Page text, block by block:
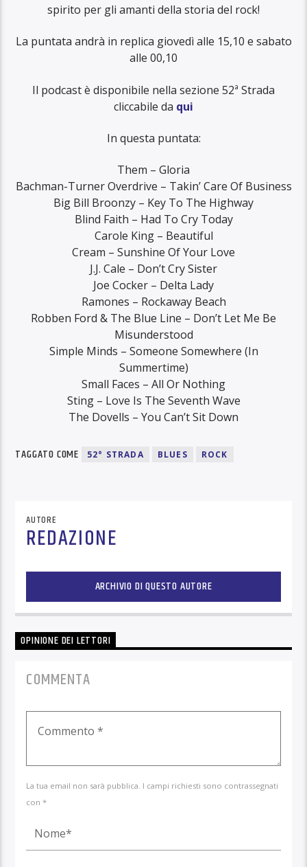
spirito per gli amanti della storia del rock!
La puntata andrà in replica giovedì alle 15,10 e sabato
alle 00,10
Il podcast è disponibile nella sezione 52ª Strada
cliccabile da qui
In questa puntata:
Them – Gloria
Bachman-Turner Overdrive – Takin’ Care Of Business
Big Bill Broonzy – Key To The Highway
Blind Faith – Had To Cry Today
Carole King – Beautiful
Cream – Sunshine Of Your Love
J.J. Cale – Don’t Cry Sister
Joe Cocker – Delta Lady
Ramones – Rockaway Beach
Robben Ford & The Blue Line – Don’t Let Me Be
Misunderstood
Simple Minds – Someone Somewhere (In
Summertime)
Small Faces – All Or Nothing
Sting – Love Is The Seventh Wave
The Dovells – You Can’t Sit Down
TAGGATO COME 52° STRADA BLUES ROCK
AUTORE
REDAZIONE
ARCHIVIO DI QUESTO AUTORE
OPINIONE DEI LETTORI
COMMENTA
La tua email non sarà pubblica. I campi richiesti sono contrassegnati
con *